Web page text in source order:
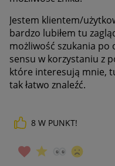
Jestem klientem/
bardzo lubiłem tu
możliwość szukania po
sensu w korzystaniu z
które interesują mnie,
tak łatwo znaleźć.
8 W PUNKT!